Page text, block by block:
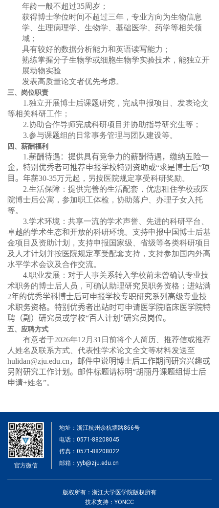
年龄一般不超过35周岁；
获得博士学位时间不超过三年，专业方向为生物信息
学、生理病理学、生物学、基础医学、药学等相关领
域；
具有较好的数据分析能力和英语读写能力；
熟练掌握分子生物学或细胞生物学实验技术，能独立开
展动物实验
发表高质量论文者优先考虑。
三、岗位职责
1.独立开展博士后课题研究，完成申报项目、发表论文
等相关科研工作；
2.协助合作导师完成科研项目并协助指导研究生等；
3.参与课题组的日常事务管理与团队建设等。
四、薪酬福利
1.薪酬待遇：提供具有竞争力的薪酬待遇，缴纳五险一
金，特别优秀者可推荐申报学校特别资助或“求是博士后”项
目。年薪30-35万元起，另按医院规定享受科研奖励。
2.生活保障：提供完善的生活配套，优惠租住学校或医
院博士后公寓，参加职工体检，协助落户、办理子女入托
等。
3.学术环境：共享一流的学术声誉、先进的科研平台、
卓越的学术生态和开放的科研环境。支持申报中国博士后基
金项目及资助计划，支持申报国家级、省级等各类科研项目
及人才计划并按医院规定享受配套支持，支持参加国内外高
水平学术会议及合作交流。
4.职业发展：对于人事关系转入学校前未曾确认专业技
术职务的博士后人员，可确认助理研究员职务资格；进站满
2年的优秀学科博士后可申报学校专职研究系列高级专业技
术职务资格。 特别优秀者出站时可申请医学院临床医学院特
聘（副）研究员或学校“百人计划”研究员岗位。
五、应聘方式
有意者于2026年12 月 31 日前将个人简历、推荐信或推荐
人姓名及联系方式、代表性学术论文全文等材料发送至
hulidan@zju.edu.cn ，邮件中说明博士后工作期间研究兴趣或
另附研究工作计划。邮件标题请标明“胡丽丹课题组博士后
申请+姓名”。
官方微信
地址：浙江杭州余杭塘路866号
电话：0571-88208045
传真：0571-88208022
邮箱：yyb@zju.edu.cn
版权所有：浙江大学医学院版权所有
技术支持：YONCC